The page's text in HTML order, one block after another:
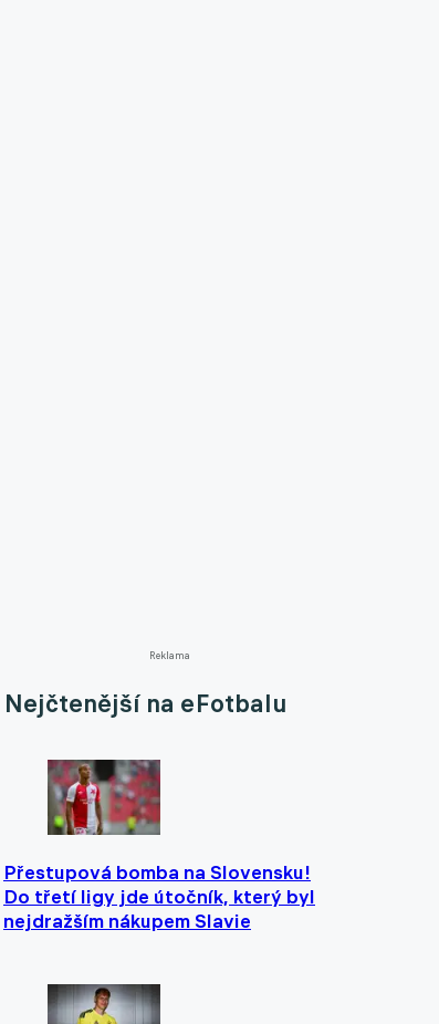
Reklama
Nejčtenější na eFotbalu
Přestupová bomba na Slovensku!
Do třetí ligy jde útočník, který byl
nejdražším nákupem Slavie